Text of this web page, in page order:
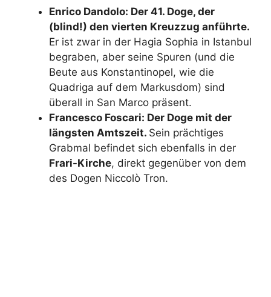
Enrico Dandolo: Der 41. Doge, der
(blind!) den vierten Kreuzzug anführte.
Er ist zwar in der Hagia Sophia in Istanbul
begraben, aber seine Spuren (und die
Beute aus Konstantinopel, wie die
Quadriga auf dem Markusdom) sind
überall in San Marco präsent.
Francesco Foscari: Der Doge mit der
längsten Amtszeit. Sein prächtiges
Grabmal befindet sich ebenfalls in der
Frari-Kirche, direkt gegenüber von dem
des Dogen Niccolò Tron.